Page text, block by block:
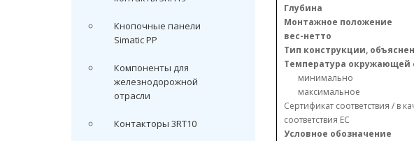
Кнопочные панели
Simatic PP
Компоненты для
железнодорожной
отрасли
Контакторы 3RT10
Глубина
Монтажное положение
вес-нетто
Тип конструкции,
Температура окружающей
минимально
максимальное
Сертификат соответствия / в
соответствия ЕС
Условное обозначение